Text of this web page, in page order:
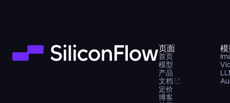
页面
首页
模型
产品
文档
定价
博客